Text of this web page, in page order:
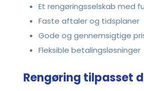
Et rengøringsselskab med
Faste aftaler og tidsplaner
Gode og gennemsigtige
​Fleksible betalingsløsninger
Rengøring tilpasset